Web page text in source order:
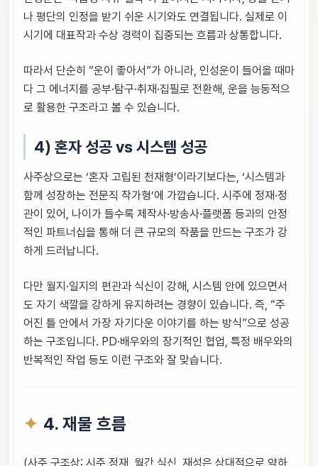
나 평단의 인정을 받기 쉬운 시기와도 연결됩니다. 실제로 이
시기에 대표작과 수상 경력이 집중되는 흐름과 상통합니다.
따라서 단순히 “운이 좋아서”가 아니라, 인성운이 들어올 때마
다 그 에너지를 공부·탐구·취재·집필로 전환해, 운을 능동적으
로 활용한 구조라고 볼 수 있습니다.
4) 혼자 성공 vs 시스템 성공
사주상으로는 ‘혼자 고립된 천재형’이라기보다는, ‘시스템과
함께 성장하는 전문직 작가형’에 가깝습니다. 시주에 정재·정
관이 있어, 나이가 들수록 제작사·방송사·플랫폼 등과의 안정
적인 파트너십을 통해 더 큰 규모의 작품을 만드는 구조가 강
하게 드러납니다.
다만 월지·일지의 편관과 식신이 강해, 시스템 안에 있으면서
도 자기 색깔을 강하게 유지하려는 경향이 있습니다. 즉, “주
어진 틀 안에서 가장 자기다운 이야기를 하는 방식”으로 성공
하는 구조입니다. PD·배우와의 장기적인 협업, 특정 배우와의
반복적인 작업 등도 이런 구조와 잘 맞습니다.
4. 재물 흐름
(사주 구조상: 시주 정재, 월간 식신, 재성은 상대적으로 약하